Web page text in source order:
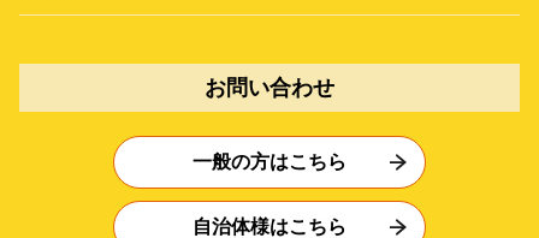
お問い合わせ
一般の方はこちら
自治体様はこちら